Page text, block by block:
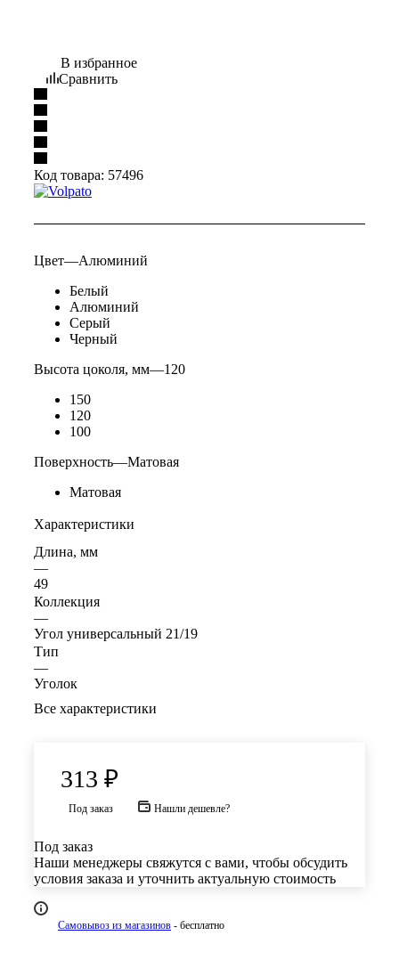
В избранное
Сравнить
Код товара: 57496
Цвет—Алюминий
Белый
Алюминий
Серый
Черный
Высота цоколя, мм—120
150
120
100
Поверхность—Матовая
Матовая
Характеристики
Длина, мм
—
49
Коллекция
—
Угол универсальный 21/19
Тип
—
Уголок
Все характеристики
313 ₽
Под заказ Нашли дешевле?
Под заказ
Наши менеджеры свяжутся с вами, чтобы обсудить
условия заказа и уточнить актуальную стоимость
Самовывоз из магазинов - бесплатно